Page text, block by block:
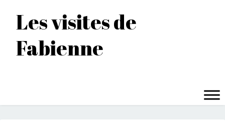
contenu
principal
Les visites de
Fabienne